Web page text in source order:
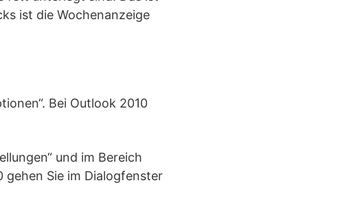
ist die Wochenanzeige
Bei Outlook 2010
und im Bereich
gehen Sie im Dialogfenster